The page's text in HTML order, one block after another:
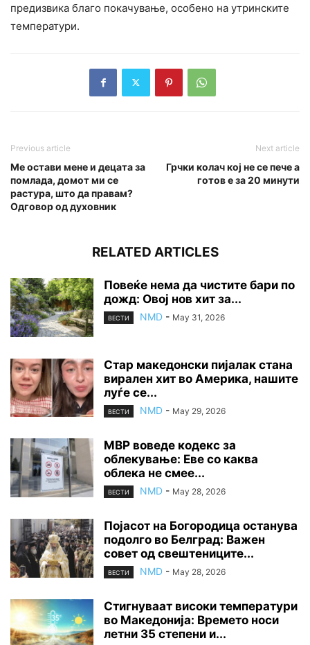
предизвика благо покачување, особено на утринските
температури.
Previous article
Ме остави мене и децата за
помлада, домот ми се
растура, што да правам?
Одговор од духовник
Next article
Грчки колач кој не се пече а
готов е за 20 минути
RELATED ARTICLES
Повеќе нема да чистите бари по
дожд: Овој нов хит за...
ВЕСТИ NMD - May 31, 2026
Стар македонски пијалак стана
вирален хит во Америка, нашите
луѓе се...
ВЕСТИ NMD - May 29, 2026
МВР воведе кодекс за
облекување: Еве со каква
облека не смее...
ВЕСТИ NMD - May 28, 2026
Појасот на Богородица останува
подолго во Белград: Важен
совет од свештениците...
ВЕСТИ NMD - May 28, 2026
Стигнуваат високи температури
во Македонија: Времето носи
летни 35 степени и...